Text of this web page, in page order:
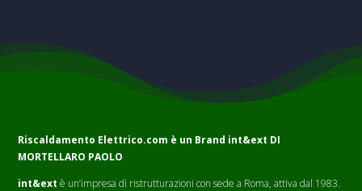
Riscaldamento Elettrico.com è un Brand int&ext DI
MORTELLARO PAOLO
int&ext è un’impresa di ristrutturazioni con sede a Roma, attiva dal 1983.